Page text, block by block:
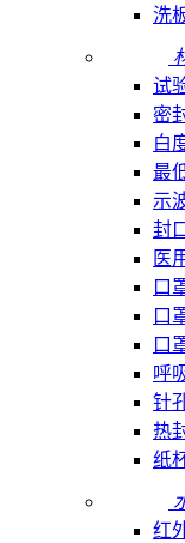
洗
试
密
白
最
示
封
医
口
口
口
呼
针
热
纸
红